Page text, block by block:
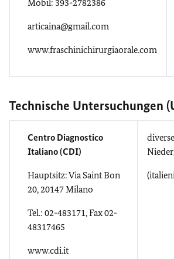
Mobil: 393-2782386
articaina@gmail.com
www.fraschinichirurgiaorale.com
Technische Untersuchungen
Centro Diagnostico
Italiano (CDI)
Hauptsitz: Via Saint Bon
20, 20147 Milano
Tel.: 02-483171, Fax 02-
48317465
www.cdi.it
diverse